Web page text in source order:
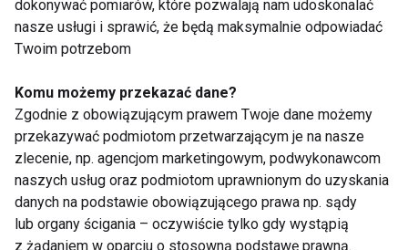
wprowadzenie produktów, przyrządzonych w
niewłaściwy sposób może skutkować
dolegliwościami ze strony układu pokarmowego
malucha. Z pewnością nie powinniśmy też
rozszerzać diety produktami, które są smażone,
ciężkostrawne, z zawartością soli czy cukru.
Nawet w okresie świątecznym warto także
pamiętać, że potrawy na wigilijnym stole, robione z
myślą o dorosłych, nie są odpowiednie dla tych
dokonywać pomiarów, które pozwalają nam udoskonalać
nasze usługi i sprawić, że będą maksymalnie odpowiadać
Twoim potrzebom
Komu możemy przekazać dane?
Zgodnie z obowiązującym prawem Twoje dane możemy
przekazywać podmiotom przetwarzającym je na nasze
zlecenie, np. agencjom marketingowym, podwykonawcom
naszych usług oraz podmiotom uprawnionym do uzyskania
danych na podstawie obowiązującego prawa np. sądy
lub organy ścigania – oczywiście tylko gdy wystąpią
z żądaniem w oparciu o stosowną podstawę prawną.